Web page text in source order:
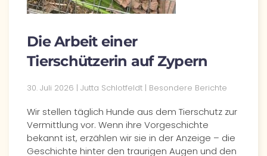
Die Arbeit einer
Tierschützerin auf Zypern
30. Juli 2026 | Jutta Schlotfeldt | Besondere Berichte
Wir stellen täglich Hunde aus dem Tierschutz zur
Vermittlung vor. Wenn ihre Vorgeschichte
bekannt ist, erzählen wir sie in der Anzeige – die
Geschichte hinter den traurigen Augen und den